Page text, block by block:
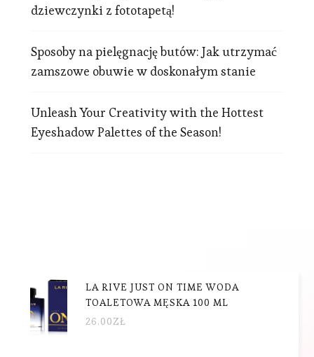
dziewczynki z fototapetą!
Sposoby na pielęgnację butów: Jak utrzymać
zamszowe obuwie w doskonałym stanie
Unleash Your Creativity with the Hottest
Eyeshadow Palettes of the Season!
LA RIVE JUST ON TIME WODA
TOALETOWA MĘSKA 100 ML
26.00ZŁ